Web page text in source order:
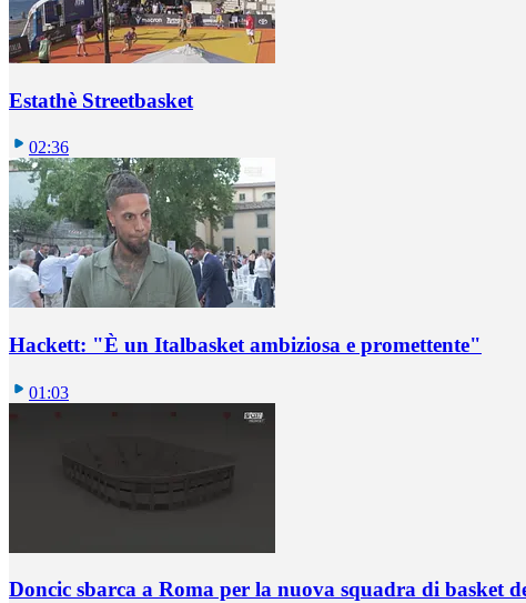
Estathè Streetbasket
02:36
Hackett: "È un Italbasket ambiziosa e promettente"
01:03
Doncic sbarca a Roma per la nuova squadra di basket